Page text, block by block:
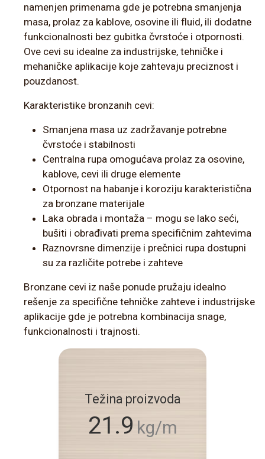
namenjen primenama gde je potrebna smanjenja
masa, prolaz za kablove, osovine ili fluid, ili dodatne
funkcionalnosti bez gubitka čvrstoće i otpornosti.
Ove cevi su idealne za industrijske, tehničke i
mehaničke aplikacije koje zahtevaju preciznost i
pouzdanost.
Karakteristike bronzanih cevi:
Smanjena masa uz zadržavanje potrebne
čvrstoće i stabilnosti
Centralna rupa omogućava prolaz za osovine,
kablove, cevi ili druge elemente
Otpornost na habanje i koroziju karakteristična
za bronzane materijale
Laka obrada i montaža – mogu se lako seći,
bušiti i obrađivati prema specifičnim zahtevima
Raznovrsne dimenzije i prečnici rupa dostupni
su za različite potrebe i zahteve
Bronzane cevi iz naše ponude pružaju idealno
rešenje za specifične tehničke zahteve i industrijske
aplikacije gde je potrebna kombinacija snage,
funkcionalnosti i trajnosti.
Težina proizvoda
21.9 kg/m